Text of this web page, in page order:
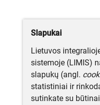
Slapukai
Lietuvos
sistemoje (LIMIS)
slapukų (angl.
statistiniai ir
sutinkate su